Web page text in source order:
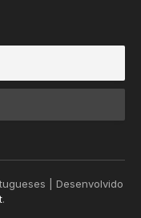
| Desenvolvido
.